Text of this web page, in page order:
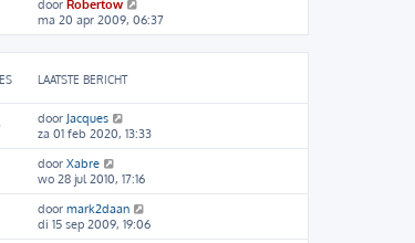
door Robertow
ma 20 apr 2009, 06:37
LAATSTE BERICHT
door Jacques
za 01 feb 2020, 13:33
door Xabre
wo 28 jul 2010, 17:16
door mark2daan
di 15 sep 2009, 19:06